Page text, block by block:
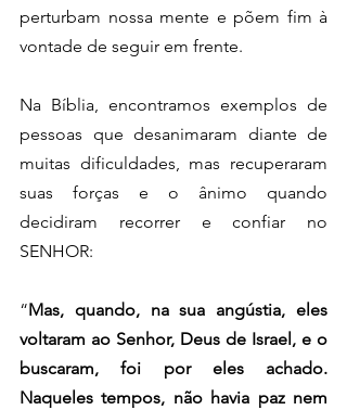
perturbam nossa mente e põem fim à
vontade de seguir em frente.
Na Bíblia, encontramos exemplos de
pessoas que desanimaram diante de
muitas dificuldades, mas recuperaram
suas forças e o ânimo quando
decidiram recorrer e confiar no
SENHOR:
“Mas, quando, na sua angústia, eles
voltaram ao Senhor, Deus de Israel, e o
buscaram, foi por eles achado.
Naqueles tempos, não havia paz nem